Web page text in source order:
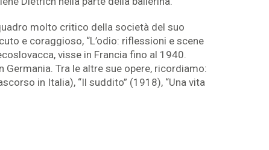
molto critico della società del suo
e coraggioso, “L’odio: riflessioni e scene
visse in Francia fino al 1940.
Tra le altre sue opere, ricordiamo:
in Italia), “Il suddito” (1918), “Una vita